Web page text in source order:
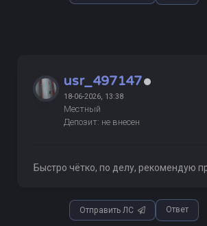
usr_497147
18-06-2026, 13:38
Местный
Депозит: не внесен
Быстро чётко, по делу, рекомендую
Отправить ЛС Ответ